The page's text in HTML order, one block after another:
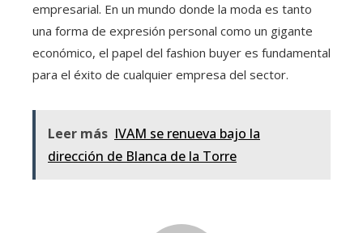
empresarial. En un mundo donde la moda es tanto
una forma de expresión personal como un gigante
económico, el papel del fashion buyer es fundamental
para el éxito de cualquier empresa del sector.
Leer más IVAM se renueva bajo la
dirección de Blanca de la Torre